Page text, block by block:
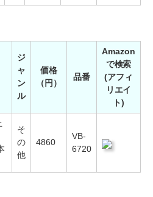
ジ
ャ
ン
ル
価格
（円）
品番
Amazon
で検索
(アフィ
リエイ
ト)
そ
の
他
4860
VB-
6720